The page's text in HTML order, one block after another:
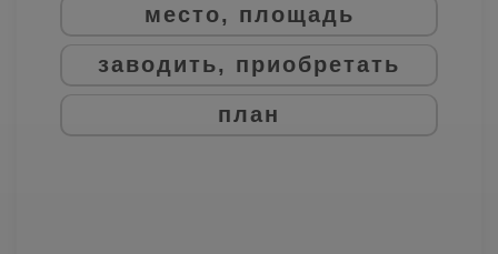
место, площадь
заводить, приобретать
план